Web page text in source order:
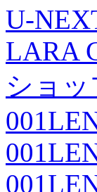
U-
LARA
ショ